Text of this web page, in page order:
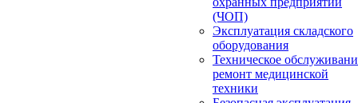
(ЧОП)
Эксплуатация складского
оборудования
Техническое
ремонт медицинской
техники